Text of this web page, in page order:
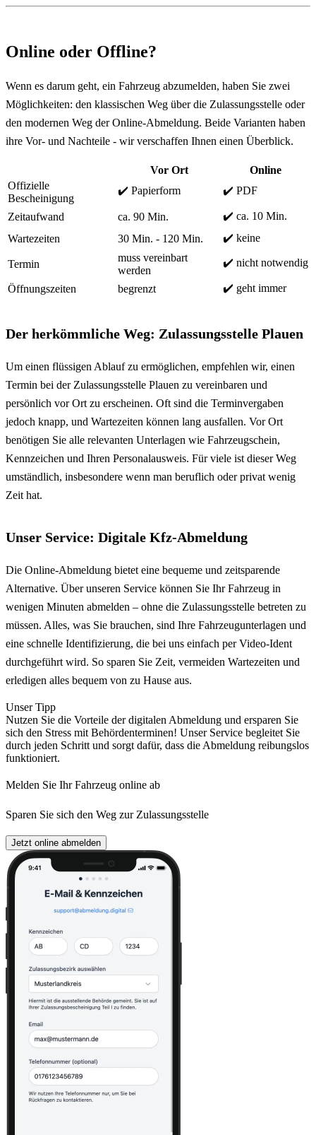
Online oder Offline?
Wenn es darum geht, ein Fahrzeug abzumelden, haben Sie zwei
Möglichkeiten: den klassischen Weg über die Zulassungsstelle oder
den modernen Weg der Online-Abmeldung. Beide Varianten haben
ihre Vor- und Nachteile - wir verschaffen Ihnen einen Überblick.
Vor Ort
Online
Offizielle
Bescheinigung
✔️ Papierform ✔️ PDF
Zeitaufwand ca. 90 Min.
✔️ ca. 10 Min.
Wartezeiten
30 Min. - 120 Min. ✔️ keine
Termin
muss vereinbart
werden
✔️ nicht notwendig
Öffnungszeiten begrenzt ✔️ geht immer
Der herkömmliche Weg: Zulassungsstelle Plauen
Um einen flüssigen Ablauf zu ermöglichen, empfehlen wir, einen
Termin bei der Zulassungsstelle Plauen zu vereinbaren und
persönlich vor Ort zu erscheinen. Oft sind die Terminvergaben
jedoch knapp, und Wartezeiten können lang ausfallen. Vor Ort
benötigen Sie alle relevanten Unterlagen wie Fahrzeugschein,
Kennzeichen und Ihren Personalausweis. Für viele ist dieser Weg
umständlich, insbesondere wenn man beruflich oder privat wenig
Zeit hat.
Unser Service: Digitale Kfz-Abmeldung
Die Online-Abmeldung bietet eine bequeme und zeitsparende
Alternative. Über unseren Service können Sie Ihr Fahrzeug in
wenigen Minuten abmelden – ohne die Zulassungsstelle betreten zu
müssen. Alles, was Sie brauchen, sind Ihre Fahrzeugunterlagen und
eine schnelle Identifizierung, die bei uns einfach per Video-Ident
durchgeführt wird. So sparen Sie Zeit, vermeiden Wartezeiten und
erledigen alles bequem von zu Hause aus.
Unser Tipp
Nutzen Sie die Vorteile der digitalen Abmeldung und ersparen Sie
sich den Stress mit Behördenterminen! Unser Service begleitet Sie
durch jeden Schritt und sorgt dafür, dass die Abmeldung reibungslos
funktioniert.
Melden Sie Ihr Fahrzeug online ab
Sparen Sie sich den Weg zur Zulassungsstelle
Jetzt online abmelden